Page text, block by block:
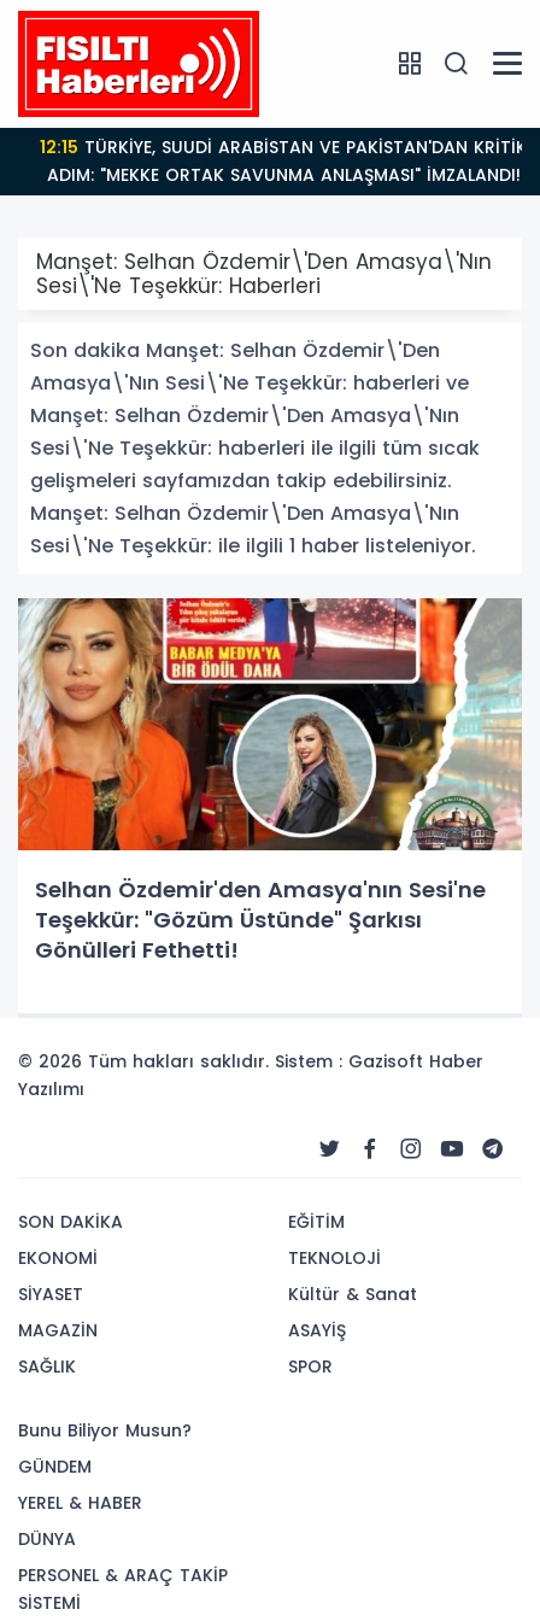
12:15TÜRKİYE, SUUDİ ARABİSTAN VE PAKİSTAN'DAN KRİTİK
ADIM: "MEKKE ORTAK SAVUNMA ANLAŞMASI" İMZALANDI!
Manşet: Selhan Özdemir\'Den Amasya\'Nın
Sesi\'Ne Teşekkür: Haberleri
Son dakika Manşet: Selhan Özdemir\'Den
Amasya\'Nın Sesi\'Ne Teşekkür: haberleri ve
Manşet: Selhan Özdemir\'Den Amasya\'Nın
Sesi\'Ne Teşekkür: haberleri ile ilgili tüm sıcak
gelişmeleri sayfamızdan takip edebilirsiniz.
Manşet: Selhan Özdemir\'Den Amasya\'Nın
Sesi\'Ne Teşekkür: ile ilgili 1 haber listeleniyor.
Selhan Özdemir'den Amasya'nın Sesi'ne
Teşekkür: "Gözüm Üstünde" Şarkısı
Gönülleri Fethetti!
© 2026 Tüm hakları saklıdır. Sistem : Gazisoft Haber
Yazılımı
SON DAKİKA
EKONOMİ
SİYASET
MAGAZİN
SAĞLIK
EĞİTİM
TEKNOLOJİ
Kültür & Sanat
ASAYİŞ
SPOR
Bunu Biliyor Musun?
GÜNDEM
YEREL & HABER
DÜNYA
PERSONEL & ARAÇ TAKİP
SİSTEMİ